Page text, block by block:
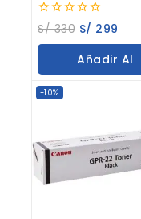
0
out
of
S/330 S/ 299
Añadir Al
-10%